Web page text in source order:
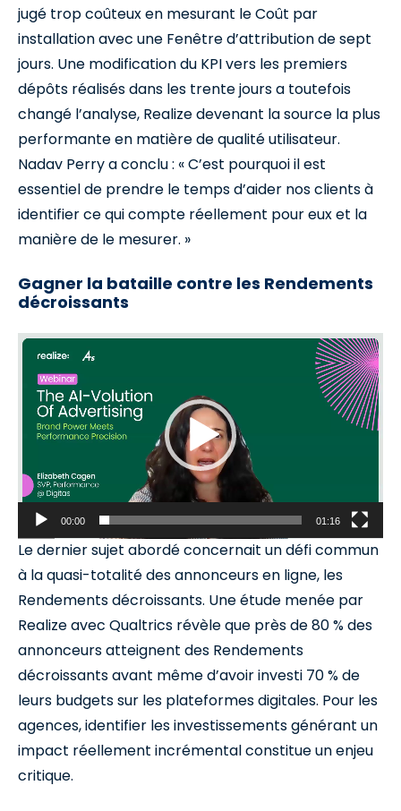
jugé trop coûteux en mesurant le Coût par
installation avec une Fenêtre d’attribution de sept
jours. Une modification du KPI vers les premiers
dépôts réalisés dans les trente jours a toutefois
changé l’analyse, Realize devenant la source la plus
performante en matière de qualité utilisateur.
Nadav Perry a conclu : « C’est pourquoi il est
essentiel de prendre le temps d’aider nos clients à
identifier ce qui compte réellement pour eux et la
manière de le mesurer. »
Gagner la bataille contre les Rendements
décroissants
Video
Player
00:00 01:16
Le dernier sujet abordé concernait un défi commun
à la quasi-totalité des annonceurs en ligne, les
Rendements décroissants. Une étude menée par
Realize avec Qualtrics révèle que près de 80 % des
annonceurs atteignent des Rendements
décroissants avant même d’avoir investi 70 % de
leurs budgets sur les plateformes digitales. Pour les
agences, identifier les investissements générant un
impact réellement incrémental constitue un enjeu
critique.